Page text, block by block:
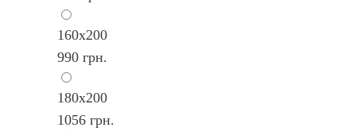
160х200
990 грн.
180х200
1056 грн.